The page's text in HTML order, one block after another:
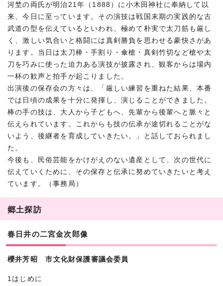
河埜の両氏が明治21年（1888）に小木田神社に奉納して以
来、今日に至っています。その演技は戦国末期の実践的な古
武道の型を伝えているといわれ、極めて朴実で太刀筋も厳し
く、激しい気合いと格闘には真剣勝負を思わせる豪快さがあ
ります。当日は太刀棒・手割り・傘槍・真剣竹切など槍や太
刀を巧みに使った迫力ある演技が披露され、観客からは場内
一杯の歓声と拍手が起こりました。
出演後の保存会の方々は、「厳しい練習を重ねた結果、本番
では日頃の成果を十分に発揮し、演じることができました。
棒の手の技は、大人から子どもへ、先輩から後輩へと脈々と
伝えられています。これからも技の伝承が途切れることがな
いよう、後継者を育成していきたい。」と話しておられまし
た。
今後も、民俗芸能をかけがえのない遺産として、次の世代に
伝えていくために、その保存と伝承に努めていきたいと考え
ています。（事務局）
郷土探訪
春日井の二宮金次郎像
櫻井芳昭 市文化財保護審議会委員
1はじめに